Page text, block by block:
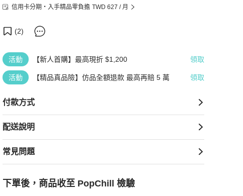
信用卡分期・入手精品零負擔 TWD 627 / 月
(2)
活動 【新人首購】最高現折 $1,200 領取
活動 【精品真品險】仿品全額退款 最高再賠 5 萬 領取
付款方式
配送說明
常見問題
下單後，商品收至 PopChill 檢驗